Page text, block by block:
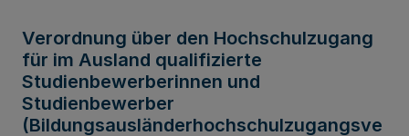
Verordnung über den Hochschulzugang
für im Ausland qualifizierte
Studienbewerberinnen und
Studienbewerber
(Bildungsausländerhochschulzugangsve